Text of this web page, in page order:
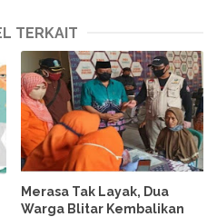
TERKAIT
Merasa Tak Layak, Dua
Warga Blitar Kembalikan